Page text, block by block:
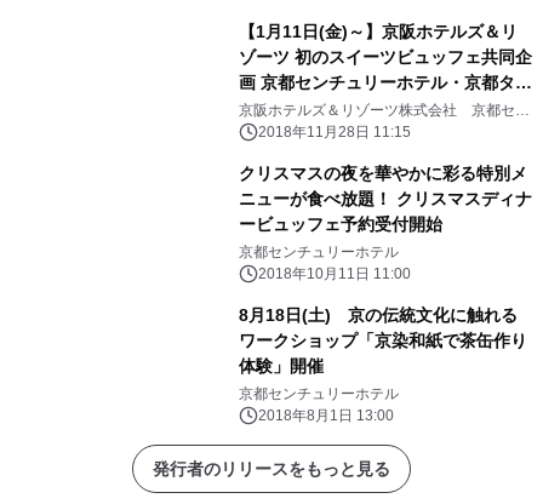
【1月11日(金)～】京阪ホテルズ＆リ
ゾーツ 初のスイーツビュッフェ共同企
画 京都センチュリーホテル・京都タワ
ーホテル ・琵琶湖ホテルが贈るストロ
ベリースイーツビュッフェ
京阪ホテルズ＆リゾーツ株式会社 京都セン
チュリーホテル／京都タワーホテル／琵琶湖
2018年11月28日 11:15
クリスマスの夜を華やかに彩る特別メ
ニューが食べ放題！ クリスマスディナ
ービュッフェ予約受付開始
京都センチュリーホテル
2018年10月11日 11:00
8月18日(土) 京の伝統文化に触れる
ワークショップ「京染和紙で茶缶作り
体験」開催
京都センチュリーホテル
2018年8月1日 13:00
発行者のリリースをもっと見る